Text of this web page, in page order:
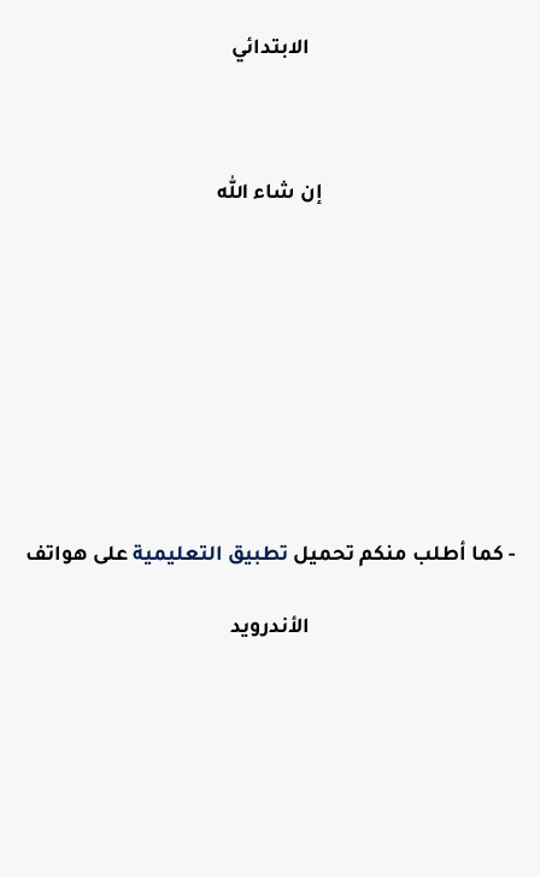
الابتدائي
إن شاء الله
- كما أطلب منكم تحميل تطبيق التعليمية على هواتف
الأندرويد